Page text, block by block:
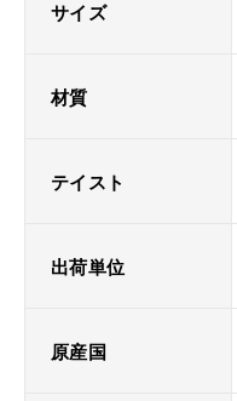
サイズ
材質
テイスト
出荷単位
原産国